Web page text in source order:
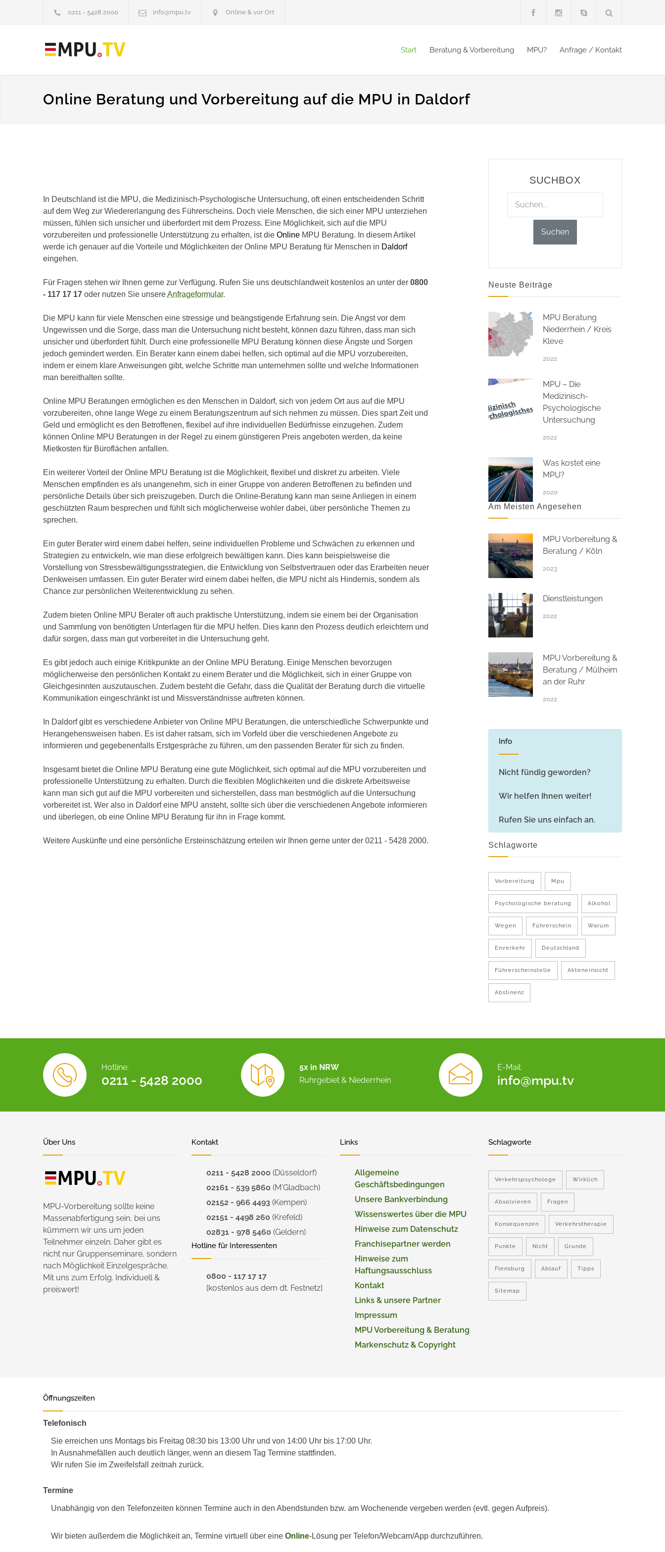
0211 - 5428 2000 info@mpu.tv Online & vor Ort
Start Beratung & Vorbereitung MPU? Anfrage / Kontakt
Online Beratung und Vorbereitung auf die MPU in Daldorf
In Deutschland ist die MPU, die Medizinisch-Psychologische Untersuchung, oft einen entscheidenden Schritt
auf dem Weg zur Wiedererlangung des Führerscheins. Doch viele Menschen, die sich einer MPU unterziehen
müssen, fühlen sich unsicher und überfordert mit dem Prozess. Eine Möglichkeit, sich auf die MPU
vorzubereiten und professionelle Unterstützung zu erhalten, ist die Online MPU Beratung. In diesem Artikel
werde ich genauer auf die Vorteile und Möglichkeiten der Online MPU Beratung für Menschen in Daldorf
eingehen.
Für Fragen stehen wir Ihnen gerne zur Verfügung. Rufen Sie uns deutschlandweit kostenlos an unter der 0800
- 117 17 17 oder nutzen Sie unsereAnfrageformular.
Die MPU kann für viele Menschen eine stressige und beängstigende Erfahrung sein. Die Angst vor dem
Ungewissen und die Sorge, dass man die Untersuchung nicht besteht, können dazu führen, dass man sich
unsicher und überfordert fühlt. Durch eine professionelle MPU Beratung können diese Ängste und Sorgen
jedoch gemindert werden. Ein Berater kann einem dabei helfen, sich optimal auf die MPU vorzubereiten,
indem er einem klare Anweisungen gibt, welche Schritte man unternehmen sollte und welche Informationen
man bereithalten sollte.
Online MPU Beratungen ermöglichen es den Menschen in Daldorf, sich von jedem Ort aus auf die MPU
vorzubereiten, ohne lange Wege zu einem Beratungszentrum auf sich nehmen zu müssen. Dies spart Zeit und
Geld und ermöglicht es den Betroffenen, flexibel auf ihre individuellen Bedürfnisse einzugehen. Zudem
können Online MPU Beratungen in der Regel zu einem günstigeren Preis angeboten werden, da keine
Mietkosten für Büroflächen anfallen.
Ein weiterer Vorteil der Online MPU Beratung ist die Möglichkeit, flexibel und diskret zu arbeiten. Viele
Menschen empfinden es als unangenehm, sich in einer Gruppe von anderen Betroffenen zu befinden und
persönliche Details über sich preiszugeben. Durch die Online-Beratung kann man seine Anliegen in einem
geschützten Raum besprechen und fühlt sich möglicherweise wohler dabei, über persönliche Themen zu
sprechen.
Ein guter Berater wird einem dabei helfen, seine individuellen Probleme und Schwächen zu erkennen und
Strategien zu entwickeln, wie man diese erfolgreich bewältigen kann. Dies kann beispielsweise die
Vorstellung von Stressbewältigungsstrategien, die Entwicklung von Selbstvertrauen oder das Erarbeiten neuer
Denkweisen umfassen. Ein guter Berater wird einem dabei helfen, die MPU nicht als Hindernis, sondern als
Chance zur persönlichen Weiterentwicklung zu sehen.
Zudem bieten Online MPU Berater oft auch praktische Unterstützung, indem sie einem bei der Organisation
und Sammlung von benötigten Unterlagen für die MPU helfen. Dies kann den Prozess deutlich erleichtern und
dafür sorgen, dass man gut vorbereitet in die Untersuchung geht.
Es gibt jedoch auch einige Kritikpunkte an der Online MPU Beratung. Einige Menschen bevorzugen
möglicherweise den persönlichen Kontakt zu einem Berater und die Möglichkeit, sich in einer Gruppe von
Gleichgesinnten auszutauschen. Zudem besteht die Gefahr, dass die Qualität der Beratung durch die virtuelle
Kommunikation eingeschränkt ist und Missverständnisse auftreten können.
In Daldorf gibt es verschiedene Anbieter von Online MPU Beratungen, die unterschiedliche Schwerpunkte und
Herangehensweisen haben. Es ist daher ratsam, sich im Vorfeld über die verschiedenen Angebote zu
informieren und gegebenenfalls Erstgespräche zu führen, um den passenden Berater für sich zu finden.
Insgesamt bietet die Online MPU Beratung eine gute Möglichkeit, sich optimal auf die MPU vorzubereiten und
professionelle Unterstützung zu erhalten. Durch die flexiblen Möglichkeiten und die diskrete Arbeitsweise
kann man sich gut auf die MPU vorbereiten und sicherstellen, dass man bestmöglich auf die Untersuchung
vorbereitet ist. Wer also in Daldorf eine MPU ansteht, sollte sich über die verschiedenen Angebote informieren
und überlegen, ob eine Online MPU Beratung für ihn in Frage kommt.
Weitere Auskünfte und eine persönliche Ersteinschätzung erteilen wir Ihnen gerne unter der 0211 - 5428 2000.
SUCHBOX
Neuste Beiträge
MPU Beratung
Niederrhein / Kreis
Kleve
2022
MPU – Die
Medizinisch-
Psychologische
Untersuchung
2022
Was kostet eine
MPU?
2020
Am Meisten Angesehen
MPU Vorbereitung &
Beratung / Köln
2023
Dienstleistungen
2022
MPU Vorbereitung &
Beratung / Mülheim
an der Ruhr
2022
Info
Nicht fündig geworden?
Wir helfen Ihnen weiter!
Rufen Sie uns einfach an.
Schlagworte
Vorbereitung Mpu
Psychologische beratung Alkohol
Wegen Führerschein Warum
Enverkehr Deutschland
Führerscheinstelle Akteneinsicht
Abstinenz
Hotline:
0211 - 5428 2000
5x in NRW
Ruhrgebiet & Niederrhein
E-Mail:
info@mpu.tv
Über Uns
MPU-Vorbereitung sollte keine
Massenabfertigung sein, bei uns
kümmern wir uns um jeden
Teilnehmer einzeln. Daher gibt es
nicht nur Gruppenseminare, sondern
nach Möglichkeit Einzelgespräche.
Mit uns zum Erfolg. Individuell &
preiswert!
Kontakt
0211 - 5428 2000 (Düsseldorf)
02161 - 539 5860 (M'Gladbach)
02152 - 966 4493 (Kempen)
02151 - 4498 260 (Krefeld)
02831 - 978 5460 (Geldern)
Hotline für Interessenten
0800 - 117 17 17
[kostenlos aus dem dt. Festnetz]
Links
Allgemeine
Geschäftsbedingungen
Unsere Bankverbindung
Wissenswertes über die MPU
Hinweise zum Datenschutz
Franchisepartner werden
Hinweise zum
Haftungsausschluss
Kontakt
Links & unsere Partner
Impressum
MPU Vorbereitung & Beratung
Markenschutz & Copyright
Schlagworte
Verkehrspsychologe Wirklich
Absolvieren Fragen
Konsequenzen Verkehrstherapie
Punkte Nicht Grunde
Flensburg Ablauf Tipps
Sitemap
Öffnungszeiten
Telefonisch
Sie erreichen uns Montags bis Freitag 08:30 bis 13:00 Uhr und von 14:00 Uhr bis 17:00 Uhr.
In Ausnahmefällen auch deutlich länger, wenn an diesem Tag Termine stattfinden.
Wir rufen Sie im Zweifelsfall zeitnah zurück.
Termine
Unabhängig von den Telefonzeiten können Termine auch in den Abendstunden bzw. am Wochenende vergeben werden (evtl. gegen Aufpreis).
Wir bieten außerdem die Möglichkeit an, Termine virtuell über eine Online-Lösung per Telefon/Webcam/App durchzuführen.